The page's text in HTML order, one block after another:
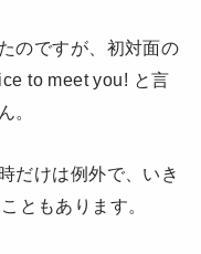
のですが、初対面の
to meet you! と言
。
だけは例外で、いき
ともあります。